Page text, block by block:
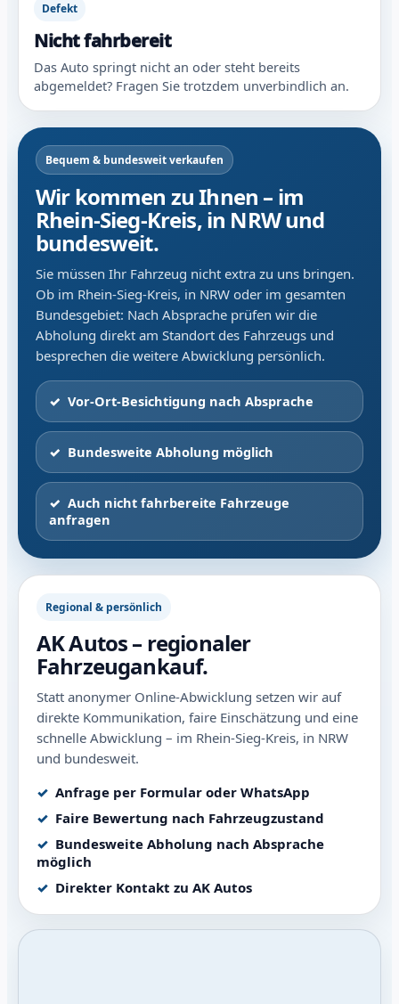
Defekt
Nicht fahrbereit
Das Auto springt nicht an oder steht bereits
abgemeldet? Fragen Sie trotzdem unverbindlich an.
Bequem & bundesweit verkaufen
Wir kommen zu Ihnen – im
Rhein-Sieg-Kreis, in NRW und
bundesweit.
Sie müssen Ihr Fahrzeug nicht extra zu uns bringen.
Ob im Rhein-Sieg-Kreis, in NRW oder im gesamten
Bundesgebiet: Nach Absprache prüfen wir die
Abholung direkt am Standort des Fahrzeugs und
besprechen die weitere Abwicklung persönlich.
Vor-Ort-Besichtigung nach Absprache
Bundesweite Abholung möglich
Auch nicht fahrbereite Fahrzeuge
anfragen
Regional & persönlich
AK Autos – regionaler
Fahrzeugankauf.
Statt anonymer Online-Abwicklung setzen wir auf
direkte Kommunikation, faire Einschätzung und eine
schnelle Abwicklung – im Rhein-Sieg-Kreis, in NRW
und bundesweit.
Anfrage per Formular oder WhatsApp
Faire Bewertung nach Fahrzeugzustand
Bundesweite Abholung nach Absprache
möglich
Direkter Kontakt zu AK Autos